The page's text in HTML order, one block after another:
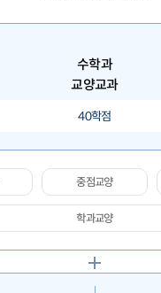
수학과
교양교과
40학점
중점교양
학과교양